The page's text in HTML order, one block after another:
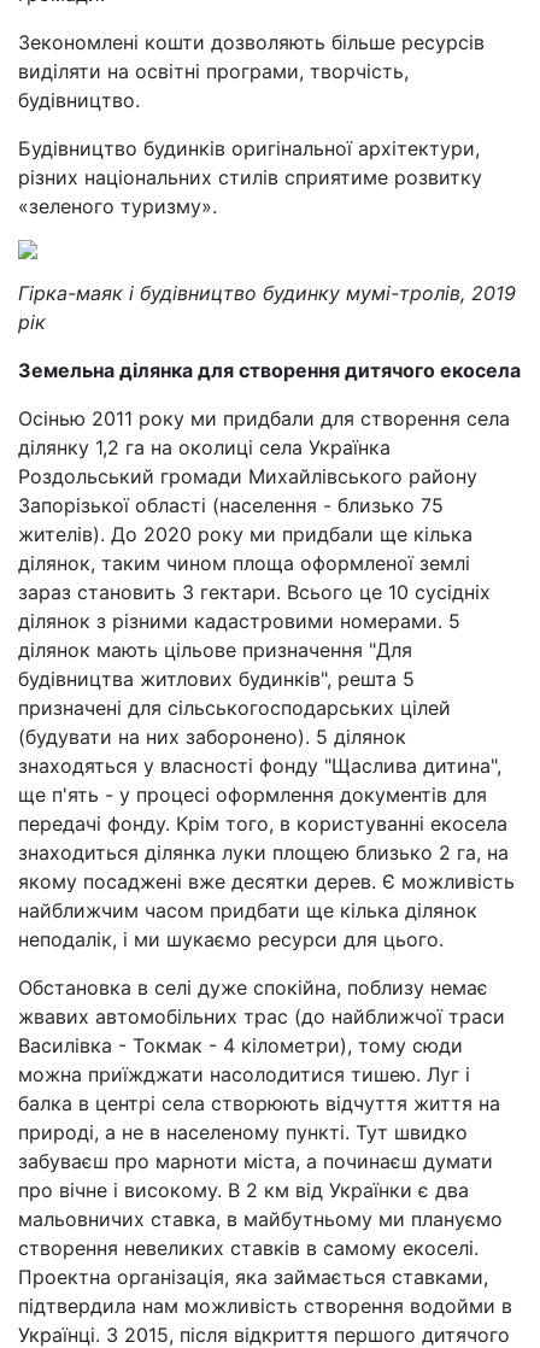
Зекономлені кошти дозволяють більше ресурсів
виділяти на освітні програми, творчість,
будівництво.
Будівництво будинків оригінальної архітектури,
різних національних стилів сприятиме розвитку
«зеленого туризму».
Гірка-маяк і будівництво будинку мумі-тролів, 2019
рік
Земельна ділянка для створення дитячого екосела
Осінью 2011 року ми придбали для створення села
ділянку 1,2 га на околиці села Українка
Роздольський громади Михайлівського району
Запорізької області (населення - близько 75
жителів). До 2020 року ми придбали ще кілька
ділянок, таким чином площа оформленої землі
зараз становить 3 гектари. Всього це 10 сусідніх
ділянок з різними кадастровими номерами. 5
ділянок мають цільове призначення "Для
будівництва житлових будинків", решта 5
призначені для сільськогосподарських цілей
(будувати на них заборонено). 5 ділянок
знаходяться у власності фонду "Щаслива дитина",
ще п'ять - у процесі оформлення документів для
передачі фонду. Крім того, в користуванні екосела
знаходиться ділянка луки площею близько 2 га, на
якому посаджені вже десятки дерев. Є можливість
найближчим часом придбати ще кілька ділянок
неподалік, і ми шукаємо ресурси для цього.
Обстановка в селі дуже спокійна, поблизу немає
жвавих автомобільних трас (до найближчої траси
Василівка - Токмак - 4 кілометри), тому сюди
можна приїжджати насолодитися тишею. Луг і
балка в центрі села створюють відчуття життя на
природі, а не в населеному пункті. Тут швидко
забуваєш про марноти міста, а починаєш думати
про вічне і високому. В 2 км від Українки є два
мальовничих ставка, в майбутньому ми плануємо
створення невеликих ставків в самому екоселі.
Проектна організація, яка займається ставками,
підтвердила нам можливість створення водойми в
Українці. З 2015, після відкриття першого дитячого